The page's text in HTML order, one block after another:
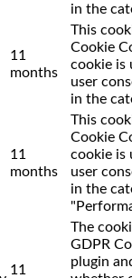
in the
11
months
This
Cookie
cookie is
user
in the
11
months
This
Cookie
cookie is
user
in the
11
The
GDPR
plugin